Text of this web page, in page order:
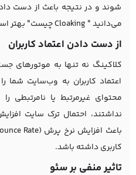
شوند و در نتیجه باعث از دست
می‌دانید " Cloaking چیست" بهتر است با معایب آن نیز آشنا باشید.
از دست دادن اعتماد کاربران
کلاکینگ نه تنها به موتورهای
اعتماد کاربران به وب‌سایت شما
محتوای غیرمرتبط یا نامرتبطی
نداشتند، احتمال ترک سایت
کاربری داشته باشد.
تاثیر منفی بر سئو